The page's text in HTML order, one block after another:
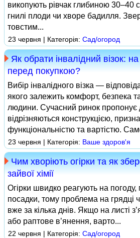
викопують рівчак глибиною 30–40
гнилі плоди чи хворе бадилля.
товстим...
23 червня | Категорія: Сад/огород
Як обрати інвалідний візок:
перед покупкою?
Вибір інвалідного візка —
якого залежить комфорт, безпека
людини. Сучасний ринок пропонує
відрізняються конструкцією,
функціональністю та вартістю.
23 червня | Категорія: Ваше здоров'я
Чим хворіють огірки та як
зайвої хімії
Огірки швидко реагують на погоду,
посадки, тому проблема на грядці
вже за кілька днів. Якщо на листі
або раптове в’янення, варто...
22 червня | Категорія: Сад/огород